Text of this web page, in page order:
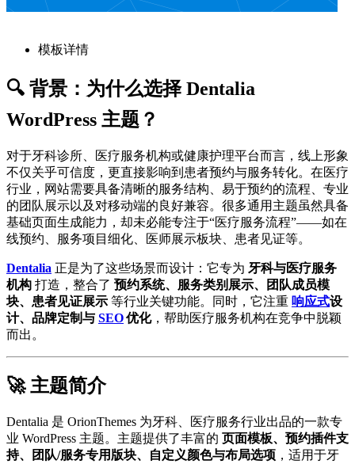
模板详情
🔍 背景：为什么选择 Dentalia
WordPress 主题？
对于牙科诊所、医疗服务机构或健康护理平台而言，线上形象
不仅关乎可信度，更直接影响到患者预约与服务转化。在医疗
行业，网站需要具备清晰的服务结构、易于预约的流程、专业
的团队展示以及对移动端的良好兼容。很多通用主题虽然具备
基础页面生成能力，却未必能专注于“医疗服务流程”——如在
线预约、服务项目细化、医师展示板块、患者见证等。
Dentalia 正是为了这些场景而设计：它专为 牙科与医疗服务
机构 打造，整合了 预约系统、服务类别展示、团队成员模
块、患者见证展示 等行业关键功能。同时，它注重 响应式设
计、品牌定制与 SEO优化，帮助医疗服务机构在竞争中脱颖
而出。
🚀 主题简介
Dentalia 是 OrionThemes 为牙科、医疗服务行业出品的一款专
业 WordPress 主题。主题提供了丰富的 页面模板、预约插件支
持、团队/服务专用版块、自定义颜色与布局选项 ，适用于牙